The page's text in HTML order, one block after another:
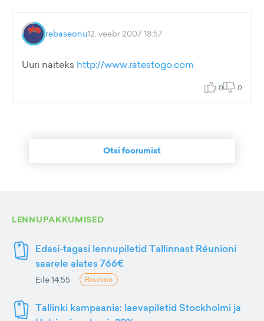
rebaseonu12. veebr 2007 18:57
Uuri näiteks http://www.ratestogo.com
0 0
Otsi foorumist
LENNUPAKKUMISED
Edasi-tagasi lennupiletid Tallinnast Réunioni
saarele alates 766€
Eile 14:55 Reunion
Tallinki kampaania: laevapiletid Stockholmi ja